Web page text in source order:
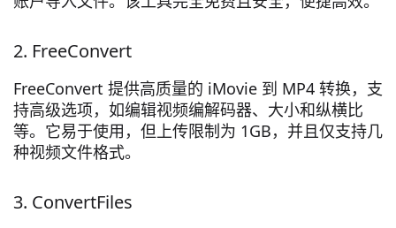
2. FreeConvert
FreeConvert 提供高质量的 iMovie 到 MP4 转换，支
持高级选项，如编辑视频编解码器、大小和纵横比
等。它易于使用，但上传限制为 1GB，并且仅支持几
种视频文件格式。
3. ConvertFiles